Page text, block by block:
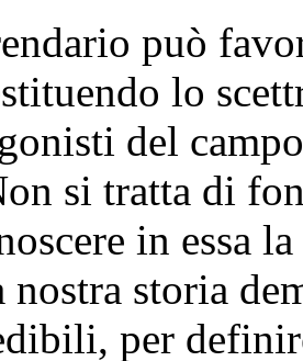
può
lo
del
si tratta di
in essa
nostra storia
per